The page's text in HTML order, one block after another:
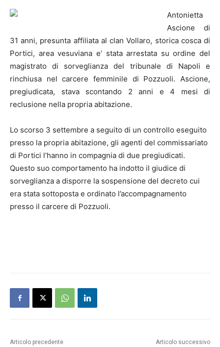
Antonietta
Ascione di
31 anni, presunta affiliata al clan Vollaro, storica cosca di
Portici, area vesuviana e’ stata arrestata su ordine del
magistrato di sorveglianza del tribunale di Napoli e
rinchiusa nel carcere femminile di Pozzuoli. Ascione,
pregiudicata, stava scontando 2 anni e 4 mesi di
reclusione nella propria abitazione.
Lo scorso 3 settembre a seguito di un controllo eseguito
presso la propria abitazione, gli agenti del commissariato
di Portici l’hanno in compagnia di due pregiudicati.
Questo suo comportamento ha indotto il giudice di
sorveglianza a disporre la sospensione del decreto cui
era stata sottoposta e ordinato l’accompagnamento
presso il carcere di Pozzuoli.
Articolo precedente Articolo successivo